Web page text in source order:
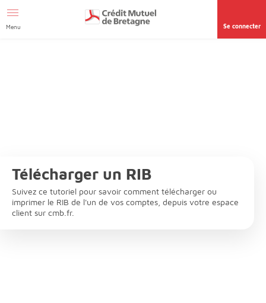
page accessibilité
Menu Se connecter
Télécharger un RIB
Suivez ce tutoriel pour savoir comment télécharger ou
imprimer le RIB de l'un de vos comptes, depuis votre espace
client sur cmb.fr.